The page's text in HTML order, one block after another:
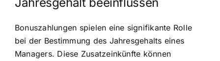
Bonuszahlungen spielen eine signifikante Rolle
bei der Bestimmung des Jahresgehalts eines
Managers. Diese Zusatzeinkünfte können